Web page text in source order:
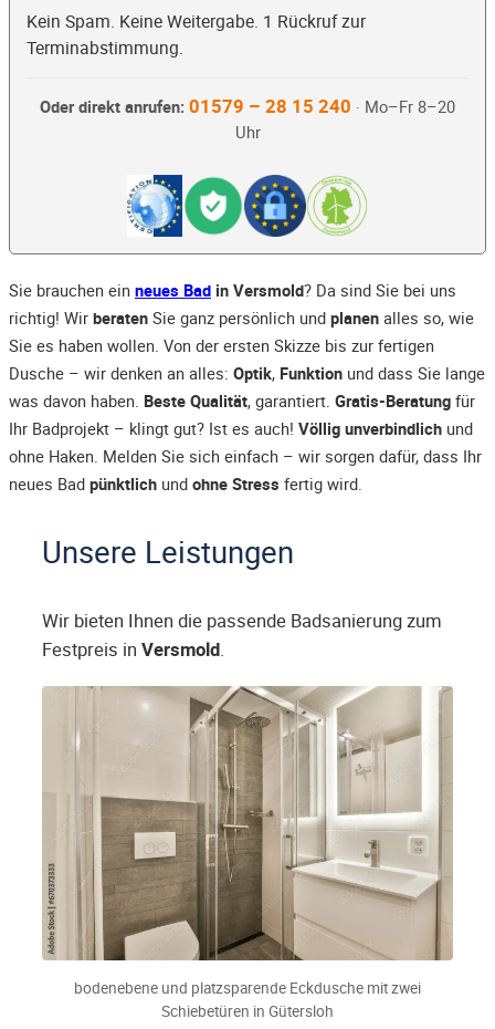
Kein Spam. Keine Weitergabe. 1 Rückruf zur
Terminabstimmung.
Oder direkt anrufen: 01579 – 28 15 240 · Mo–Fr 8–20
Uhr
Sie brauchen ein neues Bad in Versmold? Da sind Sie bei uns
richtig! Wir beraten Sie ganz persönlich und planen alles so, wie
Sie es haben wollen. Von der ersten Skizze bis zur fertigen
Dusche – wir denken an alles: Optik, Funktion und dass Sie lange
was davon haben. Beste Qualität, garantiert. Gratis-Beratung für
Ihr Badprojekt – klingt gut? Ist es auch! Völlig unverbindlich und
ohne Haken. Melden Sie sich einfach – wir sorgen dafür, dass Ihr
neues Bad pünktlich und ohne Stress fertig wird.
Unsere Leistungen
Wir bieten Ihnen die passende Badsanierung zum
Festpreis in Versmold.
bodenebene und platzsparende Eckdusche mit zwei
Schiebetüren in Gütersloh